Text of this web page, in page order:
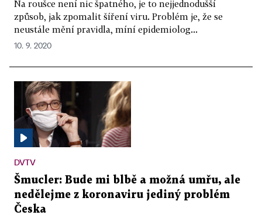
Na roušce není nic špatného, je to nejjednodušší
způsob, jak zpomalit šíření viru. Problém je, že se
neustále mění pravidla, míní epidemiolog...
10. 9. 2020
DVTV
Šmucler: Bude mi blbě a možná umřu, ale
nedělejme z koronaviru jediný problém
Česka